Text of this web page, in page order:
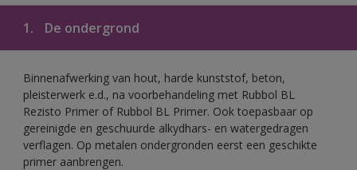
1. De ondergrond
Binnenafwerking van hout, harde kunststof, beton,
pleisterwerk e.d., na voorbehandeling met Rubbol BL
Rezisto Primer of Rubbol BL Primer. Ook toepasbaar op
gereinigde en geschuurde alkydhars- en watergedragen
verflagen. Op metalen ondergronden eerst een geschikte
primer aanbrengen.